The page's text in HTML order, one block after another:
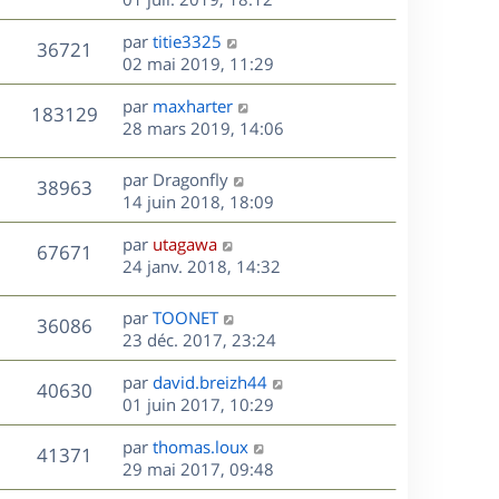
a
g
e
e
s
s
a
g
e
e
r
m
e
s
s
e
u
s
r
n
i
e
r
m
e
s
s
a
g
e
36721
u
e
D
e
r
n
i
e
r
m
e
s
s
e
par titie3325
02 mai 2019, 11:29
183129V
u
D
e
n
i
e
r
m
s
a
e
par maxharter
28 mars 2019, 14:06
38963V
u
D
e
r
n
i
e
r
m
e
s
s
a
g
e
par Dragonfly
14 juin 2018, 18:09
67671
u
e
D
e
n
i
e
r
m
e
s
s
a
par utagawa
24 janv. 2018, 14:32
36086V
u
D
e
r
n
i
e
r
m
e
par TOONET
23 déc. 2017, 23:24
40630V
u
D
e
r
n
i
e
par david.breizh44
01 juin 2017, 10:29
41371
u
D
e
r
par thomas.loux
29 mai 2017, 09:48